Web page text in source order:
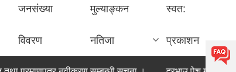
जनसंख्या
विवरण
मुल्याङ्कन
नतिजा
स्वत:
प्रकाशन